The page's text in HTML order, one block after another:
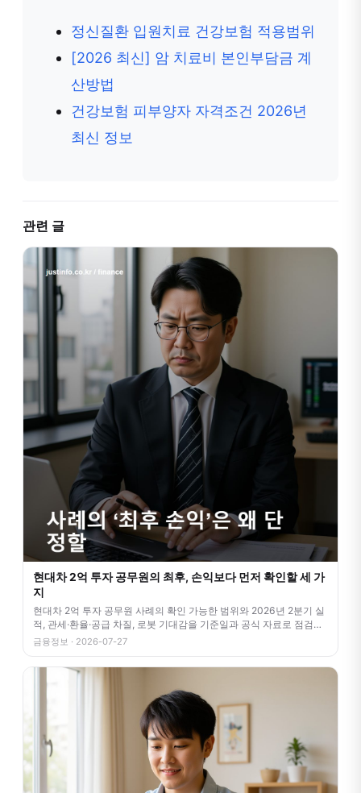
정신질환 입원치료 건강보험 적용범위
[2026 최신] 암 치료비 본인부담금 계
산방법
건강보험 피부양자 자격조건 2026년
최신 정보
관련 글
현대차 2억 투자 공무원의 최후, 손익보다 먼저 확인할 세 가
지
현대차 2억 투자 공무원 사례의 확인 가능한 범위와 2026년 2분기 실
적, 관세·환율·공급 차질, 로봇 기대감을 기준일과 공식 자료로 점검합
니
금융정보 · 2026-07-27